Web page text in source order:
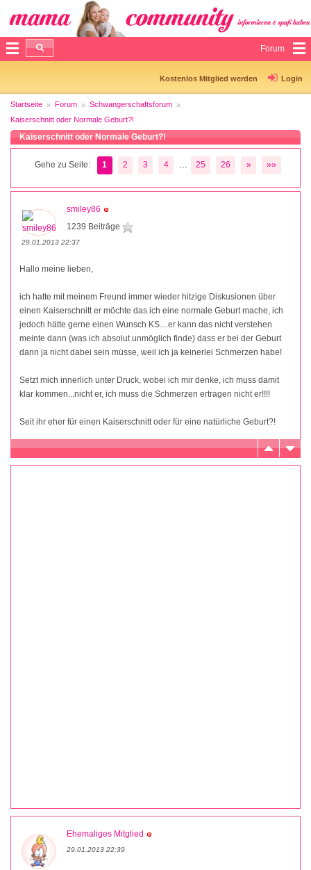
Forum
Kostenlos Mitglied werden Login
Startseite Forum
Schwangerschaftsforum
Kaiserschnitt oder Normale Geburt?!
Kaiserschnitt oder Normale Geburt?!
Gehe zu Seite: 1 2 3 4 25 26 » »»
smiley86
1239 Beiträge
29.01.2013 22:37
Hallo meine lieben,
ich hatte mit meinem Freund immer wieder hitzige Diskusionen über
einen Kaiserschnitt er möchte das ich eine normale Geburt mache, ich
jedoch hätte gerne einen Wunsch KS....er kann das nicht verstehen
meinte dann (was ich absolut unmöglich finde) dass er bei der Geburt
dann ja nicht dabei sein müsse, weil ich ja keinerlei Schmerzen habe!
Setzt mich innerlich unter Druck, wobei ich mir denke, ich muss damit
klar kommen...nicht er, ich muss die Schmerzen ertragen nicht er!!!!
Seit ihr eher für einen Kaiserschnitt oder für eine natürliche Geburt?!
Ehemaliges Mitglied
29.01.2013 22:39